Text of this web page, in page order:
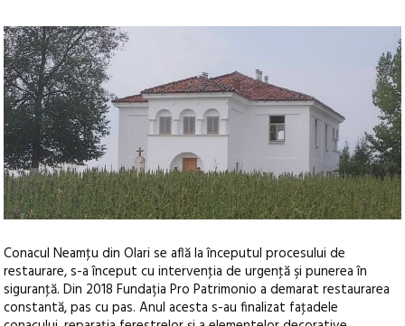
Conacul Neamţu din Olari se află la începutul procesului de
restaurare, s-a început cu intervenţia de urgenţă şi punerea în
siguranţă. Din 2018 Fundația Pro Patrimonio a demarat restaurarea
constantă, pas cu pas. Anul acesta s-au finalizat faţadele